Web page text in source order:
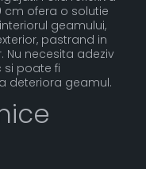
cm ofera o solutie
geamului,
pastrand in
Nu necesita adeziv
si poate fi
deteriora geamul.